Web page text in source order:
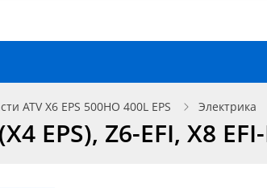
ATV X6 EPS 500HO 400L EPS Электрика
EPS), Z6-EFI, X8